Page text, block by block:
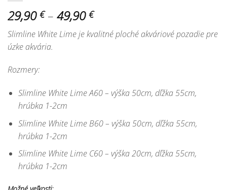
29,90 € – 49,90 €Price
range:
29,90 €
Slimline White Lime je kvalitné ploché akváriové pozadie pre
úzke akvária.
Rozmery:
Slimline White Lime A60 – výška 50cm, dľžka 55cm,
hrúbka 1-2cm
Slimline White Lime B60 – výška 50cm, dľžka 55cm,
hrúbka 1-2cm
Slimline White Lime C60 – výška 20cm, dľžka 55cm,
hrúbka 1-2cm